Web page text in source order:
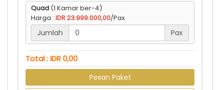
Quad (1 Kamar ber-4)
Harga : IDR 23.999.000,00/Pax
Jumlah Pax
Total : IDR 0,00
Pesan Paket